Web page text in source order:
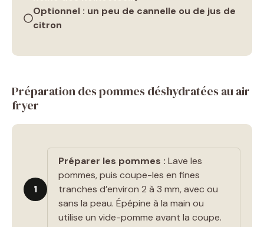
Optionnel : un peu de cannelle ou de jus de
citron
Préparation des pommes déshydratées au air
fryer
1
Préparer les pommes : Lave les
pommes, puis coupe-les en fines
tranches d’environ 2 à 3 mm, avec ou
sans la peau. Épépine à la main ou
utilise un vide-pomme avant la coupe.